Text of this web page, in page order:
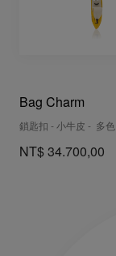
Bag Charm
鎖匙扣 - 小牛皮 - 多色
NT$ 34.700,00